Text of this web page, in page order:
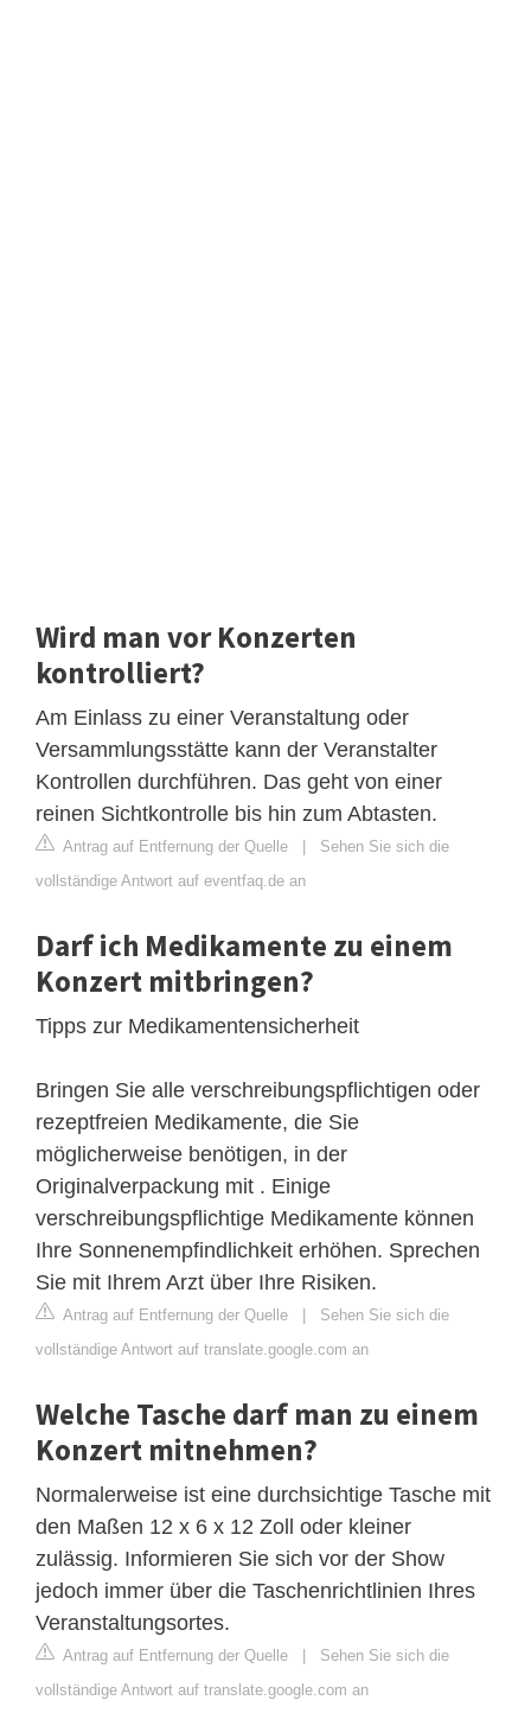
Wird man vor Konzerten
kontrolliert?
Am Einlass zu einer Veranstaltung oder
Versammlungsstätte kann der Veranstalter
Kontrollen durchführen. Das geht von einer
reinen Sichtkontrolle bis hin zum Abtasten.
Antrag auf Entfernung der Quelle | Sehen Sie sich die
vollständige Antwort auf eventfaq.de an
Darf ich Medikamente zu einem
Konzert mitbringen?
Tipps zur Medikamentensicherheit
Bringen Sie alle verschreibungspflichtigen oder
rezeptfreien Medikamente, die Sie
möglicherweise benötigen, in der
Originalverpackung mit . Einige
verschreibungspflichtige Medikamente können
Ihre Sonnenempfindlichkeit erhöhen. Sprechen
Sie mit Ihrem Arzt über Ihre Risiken.
Antrag auf Entfernung der Quelle | Sehen Sie sich die
vollständige Antwort auf translate.google.com an
Welche Tasche darf man zu einem
Konzert mitnehmen?
Normalerweise ist eine durchsichtige Tasche mit
den Maßen 12 x 6 x 12 Zoll oder kleiner
zulässig. Informieren Sie sich vor der Show
jedoch immer über die Taschenrichtlinien Ihres
Veranstaltungsortes.
Antrag auf Entfernung der Quelle | Sehen Sie sich die
vollständige Antwort auf translate.google.com an